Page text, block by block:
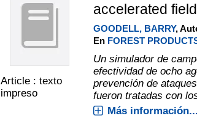
Article : texto
impreso
accelerated
GOODELL, BARRY,
En FOREST
Un simulador de
efectividad de ocho
prevención de
fueron tratadas con
Más información...